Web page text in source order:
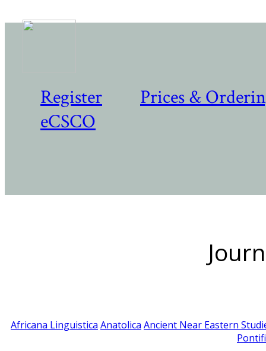
Register
Prices &
eCSCO
Africana Linguistica Anatolica Ancient Near Eastern